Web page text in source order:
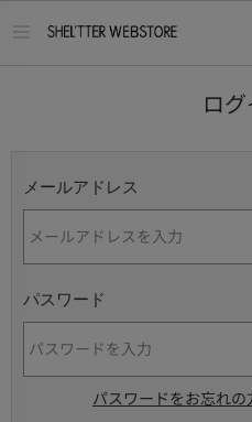
ロ
メールアドレス
パスワード
パスワードをお忘れの